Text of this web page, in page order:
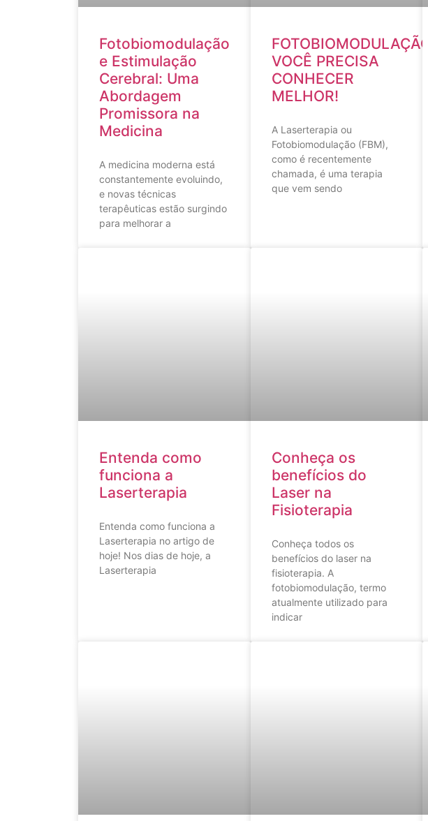
Fotobiomodulação
e Estimulação
Cerebral: Uma
Abordagem
Promissora na
Medicina
A medicina moderna está
constantemente evoluindo,
e novas técnicas
terapêuticas estão surgindo
para melhorar a
FOTOBIOMODULAÇÃO:
VOCÊ PRECISA
CONHECER
MELHOR!
A Laserterapia ou
Fotobiomodulação (FBM),
como é recentemente
chamada, é uma terapia
que vem sendo
Entenda como
funciona a
Laserterapia
Entenda como funciona a
Laserterapia no artigo de
hoje! Nos dias de hoje, a
Laserterapia
Conheça os
benefícios do
Laser na
Fisioterapia
Conheça todos os
benefícios do laser na
fisioterapia. A
fotobiomodulação, termo
atualmente utilizado para
indicar